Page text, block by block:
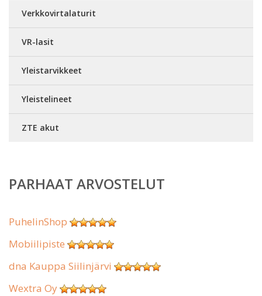
Verkkovirtalaturit
VR-lasit
Yleistarvikkeet
Yleistelineet
ZTE akut
PARHAAT ARVOSTELUT
PuhelinShop
Mobiilipiste
dna Kauppa Siilinjärvi
Wextra Oy